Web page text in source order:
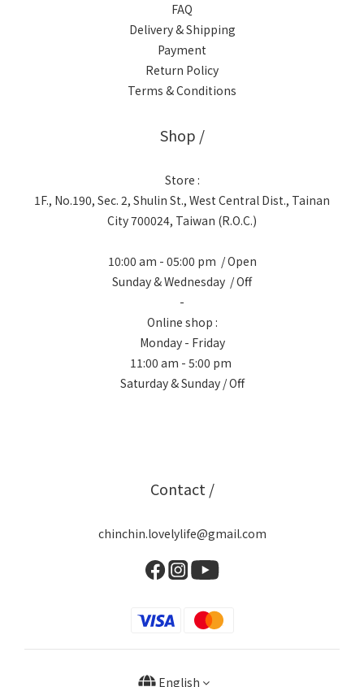
FAQ
Delivery & Shipping
Payment
Return Policy
Terms & Conditions
Shop /
Store :
1F., No.190, Sec. 2, Shulin St., West Central Dist., Tainan
City 700024, Taiwan (R.O.C.)
10:00 am - 05:00 pm / Open
Sunday & Wednesday / Off
-
Online shop :
Monday - Friday
11:00 am - 5:00 pm
Saturday & Sunday / Off
Contact /
chinchin.lovelylife@gmail.com
English